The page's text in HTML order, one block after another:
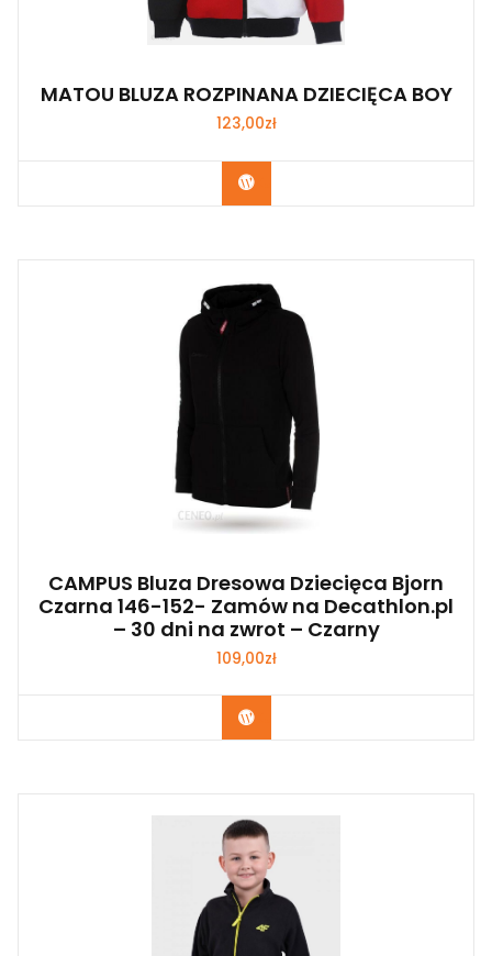
MATOU BLUZA ROZPINANA DZIECIĘCA BOY
123,00zł
Kup Teraz
CAMPUS Bluza Dresowa Dziecięca Bjorn
Czarna 146-152- Zamów na Decathlon.pl
– 30 dni na zwrot – Czarny
109,00zł
Kup Teraz